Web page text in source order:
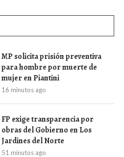
MP solicita prisión preventiva
para hombre por muerte de
mujer en Piantini
16 minutos ago
FP exige transparencia por
obras del Gobierno en Los
Jardines del Norte
51 minutos ago